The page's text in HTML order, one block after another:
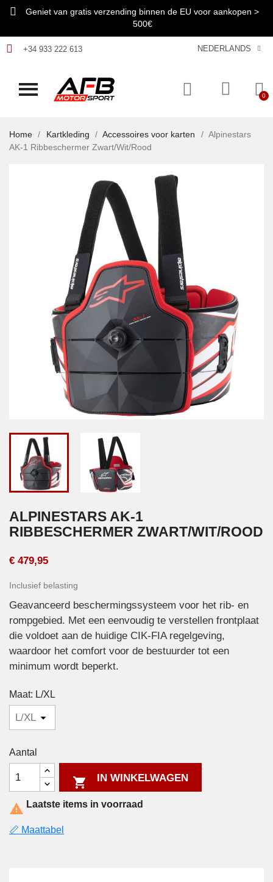
Geniet van gratis verzending binnen de EU voor aankopen >
500€
+34 933 222 613 NEDERLANDS
Home Kartkleding Accessoires voor karten
Alpinestars
AK-1 Ribbeschermer Zwart/Wit/Rood
ALPINESTARS AK-1
RIBBESCHERMER ZWART/WIT/ROOD
€ 479,95
Inclusief belasting
Geavanceerd beschermingssysteem voor het rib- en
rompgebied. Met een eenvoudig te verstellen frontplaat
die voldoet aan de huidige CIK-FIA regelgeving,
waardoor het comfort voor de bestuurder tot een
minimum wordt beperkt.
Maat: L/XL
Aantal
 IN WINKELWAGEN
 Laatste items in voorraad
📏 Maattabel